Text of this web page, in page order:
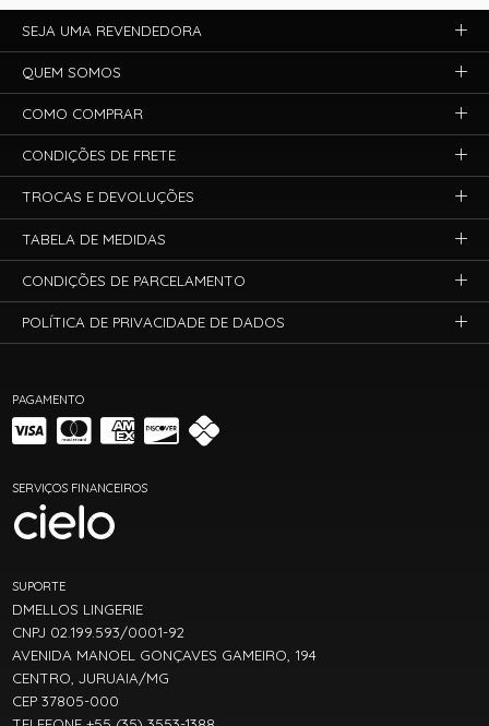
PAGAMENTO
SERVIÇOS FINANCEIROS
SUPORTE
DMELLOS LINGERIE
CNPJ 02.199.593/0001-92
AVENIDA MANOEL GONÇAVES GAMEIRO, 194
CENTRO, JURUAIA/MG
CEP 37805-000
SEJA UMA REVENDEDORA
QUEM SOMOS
COMO COMPRAR
CONDIÇÕES DE FRETE
TROCAS E DEVOLUÇÕES
TABELA DE MEDIDAS
CONDIÇÕES DE PARCELAMENTO
POLÍTICA DE PRIVACIDADE DE DADOS